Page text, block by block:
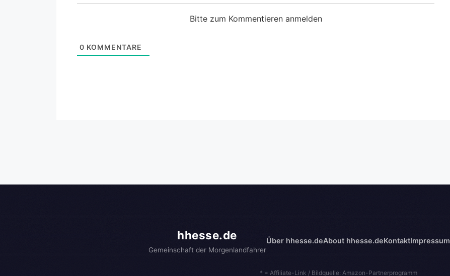
Bitte zum Kommentieren anmelden
0 KOMMENTARE
hhesse.de
Gemeinschaft der Morgenlandfahrer
Über hhesse.deAbout hhesse.deKontaktImpressum
* = Affiliate-Link / Bildquelle: Amazon-Partnerprogramm